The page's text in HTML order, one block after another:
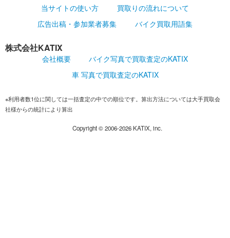
当サイトの使い方
買取りの流れについて
広告出稿・参加業者募集
バイク買取用語集
株式会社KATIX
会社概要
バイク写真で買取査定のKATIX
車 写真で買取査定のKATIX
※利用者数1位に関しては一括査定の中での順位です。算出方法については大手買取会
社様からの統計により算出
Copyright ©2006-2026KATIX, inc.